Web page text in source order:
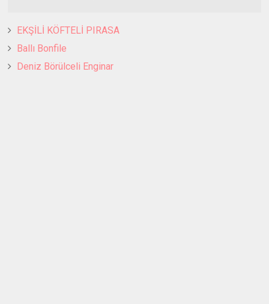
EKŞİLİ KÖFTELİ PIRASA
Ballı Bonfile
Deniz Börülceli Enginar